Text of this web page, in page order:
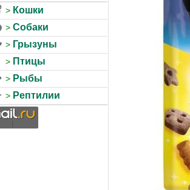
Кошки
Собаки
Грызуны
Птицы
Рыбы
Рептилии